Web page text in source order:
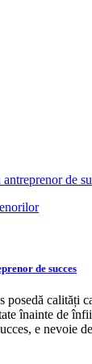
de succes
posedă calități
înainte de
e nevoie